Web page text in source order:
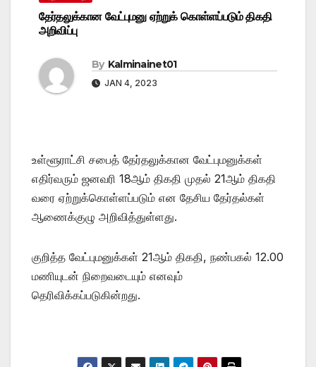
தேர்தலுக்கான வேட்புமனு ஏற்றுக் கொள்ளப்படும் திகதி
அறிவிப்பு
By Kalminainet01
JAN 4, 2023
உள்ளூராட்சி சபைத் தேர்தலுக்கான வேட்புமனுக்கள்
எதிர்வரும் ஜனவரி 18ஆம் திகதி முதல் 21ஆம் திகதி
வரை ஏற்றுக்கொள்ளப்படும் என தேசிய தேர்தல்கள்
ஆணைக்குழு அறிவித்துள்ளது.
குறித்த வேட்புமனுக்கள் 21ஆம் திகதி, நண்பகல் 12.00
மணியுடன் நிறைவடையும் எனவும்
தெரிவிக்கப்படுகின்றது.